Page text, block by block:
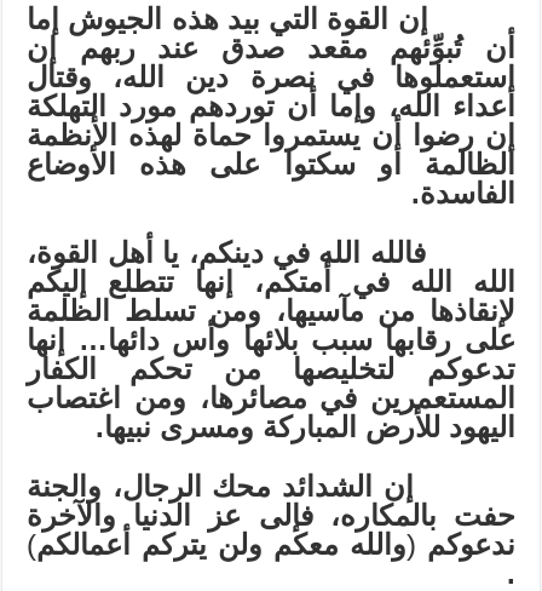
إن القوة التي بيد هذه الجيوش إما
أن تُبوِّئهم مقعد صدق عند ربهم إن
استعملوها في نصرة دين الله، وقتال
أعداء الله، وإما أن توردهم مورد التهلكة
إن رضوا أن يستمروا حماة لهذه الأنظمة
الظالمة أو سكتوا على هذه الأوضاع
الفاسدة.
فالله الله في دينكم، يا أهل القوة،
الله الله في أمتكم، إنها تتطلع إليكم
لإنقاذها من مآسيها، ومن تسلط الظلمة
على رقابها سبب بلائها وأس دائها… إنها
تدعوكم لتخليصها من تحكم الكفار
المستعمرين في مصائرها، ومن اغتصاب
اليهود للأرض المباركة ومسرى نبيها.
إن الشدائد محك الرجال، والجنة
حفت بالمكاره، فإلى عز الدنيا والآخرة
ندعوكم (والله معكم ولن يتركم أعمالكم)
.